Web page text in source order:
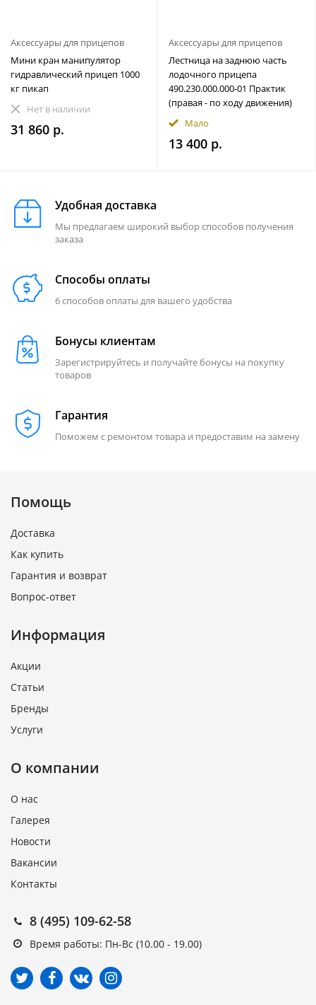
Аксессуары для прицепов
Мини кран манипулятор
гидравлический прицеп 1000
кг пикап
Нет в наличии
31 860 р.
Аксессуары для прицепов
Лестница на заднюю часть
лодочного прицепа
490.230.000.000-01 Практик
(правая - по ходу движения)
Мало
13 400 р.
Удобная доставка
Мы предлагаем широкий выбор способов получения
заказа
Способы оплаты
6 способов оплаты для вашего удобства
Бонусы клиентам
Зарегистрируйтесь и получайте бонусы на покупку
товаров
Гарантия
Поможем с ремонтом товара и предоставим на замену
Помощь
Доставка
Как купить
Гарантия и возврат
Вопрос-ответ
Информация
Акции
Статьи
Бренды
Услуги
О компании
О нас
Галерея
Новости
Вакансии
Контакты
8 (495) 109-62-58
Время работы: Пн-Вс (10.00 - 19.00)